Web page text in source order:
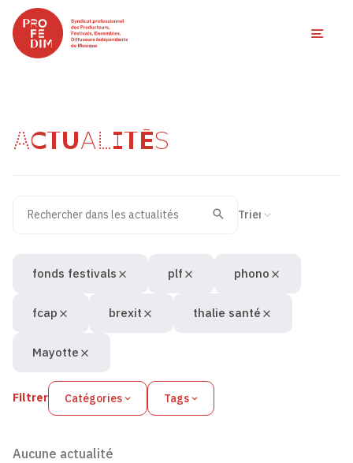
ACTUALITÉS
Recherche
Valider
Filtrer Catégories Tags
fonds festivals plf phono
fcap brexit thalie santé
Mayotte
Aucune actualité